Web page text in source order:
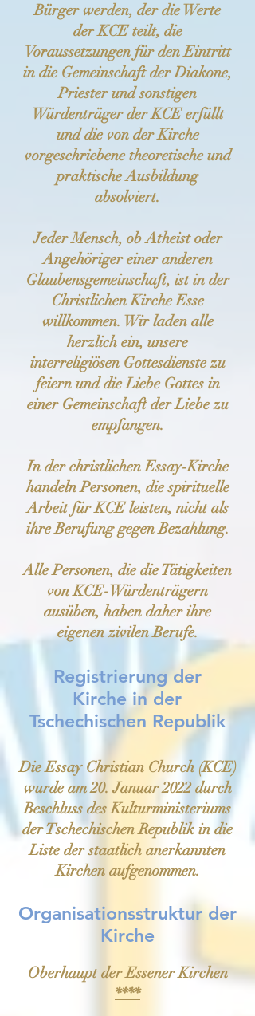
Bürger werden, der die Werte
der KCE teilt, die
Voraussetzungen für den Eintritt
in die Gemeinschaft der Diakone,
Priester und sonstigen
Würdenträger der KCE erfüllt
und die von der Kirche
vorgeschriebene theoretische und
praktische Ausbildung
absolviert.
Jeder Mensch, ob Atheist oder
Angehöriger einer anderen
Glaubensgemeinschaft, ist in der
Christlichen Kirche Esse
willkommen. Wir laden alle
herzlich ein, unsere
interreligiösen Gottesdienste zu
feiern und die Liebe Gottes in
einer Gemeinschaft der Liebe zu
empfangen.
In der christlichen Essay-Kirche
handeln Personen, die spirituelle
Arbeit für KCE leisten, nicht als
ihre Berufung gegen Bezahlung.
Alle Personen, die die Tätigkeiten
von KCE-Würdenträgern
ausüben, haben daher ihre
eigenen zivilen Berufe.
Registrierung der
Kirche in der
Tschechischen Republik
Die Essay Christian Church (KCE)
wurde am 20. Januar 2022 durch
Beschluss des Kulturministeriums
der Tschechischen Republik in die
Liste der staatlich anerkannten
Kirchen aufgenommen.
Organisationsstruktur der
Kirche
Oberhaupt der Essener Kirchen
****